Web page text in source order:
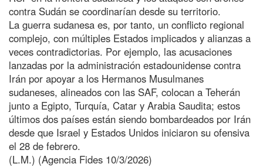
contra Sudán se coordinarían desde su territorio.
La guerra sudanesa es, por tanto, un conflicto regional
complejo, con múltiples Estados implicados y alianzas a
veces contradictorias. Por ejemplo, las acusaciones
lanzadas por la administración estadounidense contra
Irán por apoyar a los Hermanos Musulmanes
sudaneses, alineados con las SAF, colocan a Teherán
junto a Egipto, Turquía, Catar y Arabia Saudita; estos
últimos dos países están siendo bombardeados por Irán
desde que Israel y Estados Unidos iniciaron su ofensiva
el 28 de febrero.
(L.M.) (Agencia Fides 10/3/2026)